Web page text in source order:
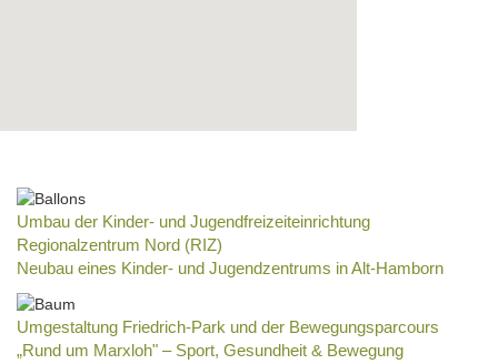
Umbau der Kinder- und Jugendfreizeiteinrichtung
Regionalzentrum Nord (RIZ)
Neubau eines Kinder- und Jugendzentrums in Alt-Hamborn
Umgestaltung Friedrich-Park und der Bewegungsparcours
„Rund um Marxloh" – Sport, Gesundheit & Bewegung